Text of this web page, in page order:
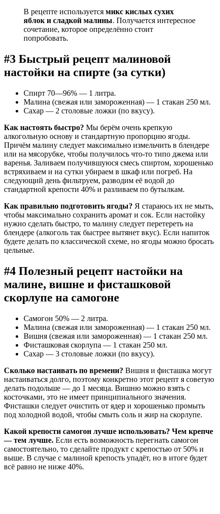
В рецепте используется микс кислых сухих
яблок и сладкой малины. Получается интересное
сочетание, которое определённо стоит
попробовать.
#3 Быстрый рецепт малиновой
настойки на спирте (за сутки)
Спирт 70—96% — 1 литра.
Малина (свежая или замороженная) — 1 стакан 250 мл.
Сахар — 2 столовые ложки (по вкусу).
Как настоять быстро? Мы берём очень крепкую
алкогольную основу и стандартную пропорцию ягоды.
Причём малину следует максимально измельчить в блендере
или на мясорубке, чтобы получилось что-то типо джема или
варенья. Заливаем получившуюся смесь спиртом, хорошенько
встряхиваем и на сутки убираем в шкаф или погреб. На
следующий день фильтруем, разводим её водой до
стандартной крепости 40% и разливаем по бутылкам.
Как правильно подготовить ягоды? Я стараюсь их не мыть,
чтобы максимально сохранить аромат и сок. Если настойку
нужно сделать быстро, то малину следует перетереть на
блендере (алкоголь так быстрее вытянет вкус). Если напиток
будете делать по классической схеме, но ягоды можно бросать
цельные.
#4 Полезный рецепт настойки на
малине, вишне и фисташковой
скорлупе на самогоне
Самогон 50% — 2 литра.
Малина (свежая или замороженная) — 1 стакан 250 мл.
Вишня (свежая или замороженная) — 1 стакан 250 мл.
Фисташковая скорлупа — 1 стакан 250 мл.
Сахар — 3 столовые ложки (по вкусу).
Сколько настаивать по времени? Вишня и фисташка могут
настаиваться долго, поэтому конкретно этот рецепт я советую
делать подольше — до 1 месяца. Вишню можно взять с
косточками, это не имеет принципиального значения.
Фисташки следует очистить от ядер и хорошенько промыть
под холодной водой, чтобы смыть соль и жир на скорлупе.
Какой крепости самогон лучше использовать? Чем крепче
— тем лучше. Если есть возможность перегнать самогон
самостоятельно, то сделайте продукт с крепостью от 50% и
выше. В случае с малиной крепость упадёт, но в итоге будет
всё равно не ниже 40%.